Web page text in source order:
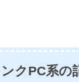
クPC系の